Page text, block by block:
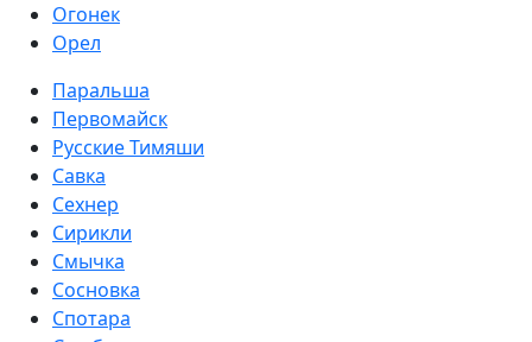
Огонек
Орел
Паральша
Первомайск
Русские Тимяши
Савка
Сехнер
Сирикли
Смычка
Сосновка
Спотара